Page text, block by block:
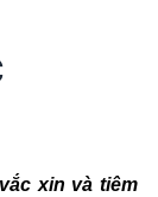
xin và tiêm